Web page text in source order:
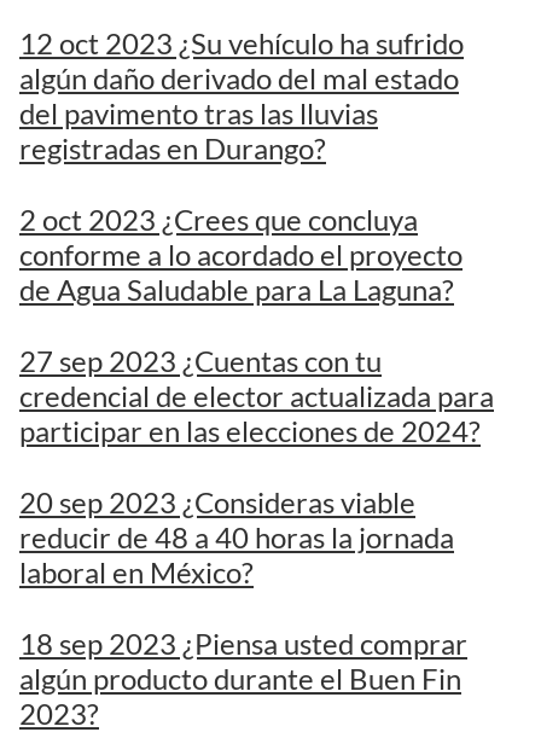
12 oct 2023 ¿Su vehículo ha sufrido
algún daño derivado del mal estado
del pavimento tras las lluvias
registradas en Durango?
2 oct 2023 ¿Crees que concluya
conforme a lo acordado el proyecto
de Agua Saludable para La Laguna?
27 sep 2023 ¿Cuentas con tu
credencial de elector actualizada para
participar en las elecciones de 2024?
20 sep 2023 ¿Consideras viable
reducir de 48 a 40 horas la jornada
laboral en México?
18 sep 2023 ¿Piensa usted comprar
algún producto durante el Buen Fin
2023?